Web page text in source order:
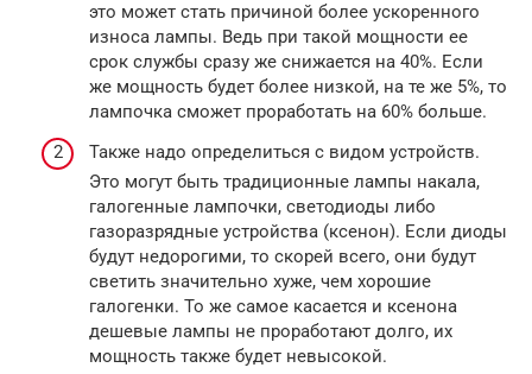
это может стать причиной более ускоренного
износа лампы. Ведь при такой мощности ее
срок службы сразу же снижается на 40%. Если
же мощность будет более низкой, на те же 5%, то
лампочка сможет проработать на 60% больше.
Также надо определиться с видом устройств.
Это могут быть традиционные лампы накала,
галогенные лампочки, светодиоды либо
газоразрядные устройства (ксенон). Если диоды
будут недорогими, то скорей всего, они будут
светить значительно хуже, чем хорошие
галогенки. То же самое касается и ксенона
дешевые лампы не проработают долго, их
мощность также будет невысокой.